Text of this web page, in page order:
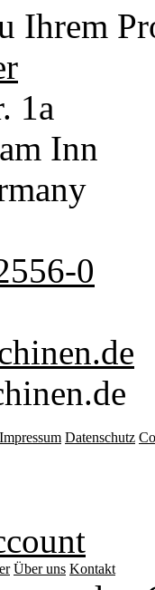
Ihrem
1a
Inn
0
Impressum Datenschutz
Über uns Kontakt